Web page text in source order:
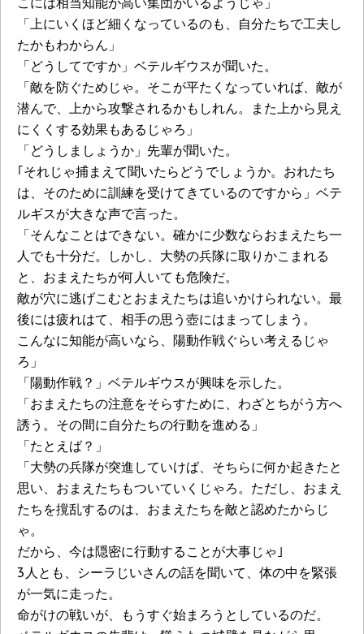
「上にいくほど細くなっているのも、自分たちで工夫し
たかもわからん」
「どうしてですか」ベテルギウスが聞いた。
「敵を防ぐためじゃ。そこが平たくなっていれば、敵が
潜んで、上から攻撃されるかもしれん。また上から見え
にくくする効果もあるじゃろ」
「どうしましょうか」先輩が聞いた。
｢それじゃ捕まえて聞いたらどうでしょうか。おれたち
は、そのために訓練を受けてきているのですから」ベテ
ルギスが大きな声で言った。
「そんなことはできない。確かに少数ならおまえたち一
人でも十分だ。しかし、大勢の兵隊に取りかこまれる
と、おまえたちが何人いても危険だ。
敵が穴に逃げこむとおまえたちは追いかけられない。最
後には疲れはて、相手の思う壺にはまってしまう。
こんなに知能が高いなら、陽動作戦ぐらい考えるじゃ
ろ」
「陽動作戦？」ベテルギウスが興味を示した。
「おまえたちの注意をそらすために、わざとちがう方へ
誘う。その間に自分たちの行動を進める」
「たとえば？」
「大勢の兵隊が突進していけば、そちらに何か起きたと
思い、おまえたちもついていくじゃろ。ただし、おまえ
たちを撹乱するのは、おまえたちを敵と認めたからじ
ゃ。
だから、今は隠密に行動することが大事じゃ｣
3人とも、シーラじいさんの話を聞いて、体の中を緊張
が一気に走った。
命がけの戦いが、もうすぐ始まろうとしているのだ。